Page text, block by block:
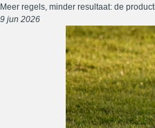
Meer regels, minder resultaat: de
9 jun 2026